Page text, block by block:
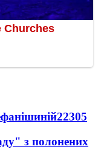
22305
з полонених